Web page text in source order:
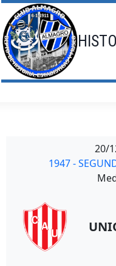
Saltar
al
contenido
20/
1947 -